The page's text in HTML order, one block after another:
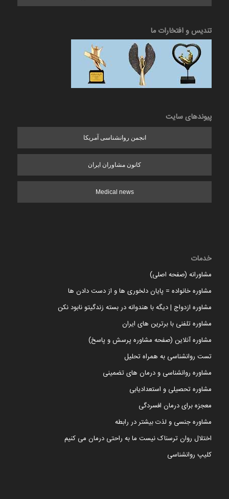
تندیس و افتخارات ما
پیوندهای سایت
انجمن روانشناسی آمریکا
کانون مشاوران ایران
Medical news
خدمات
مشاورانه (صفحه اصلی)
مشاوره خانواده = پایان دلخوری ها و از دست دادن ها
مشاوره ازدواج | دیگه با هندوانه در بسته زندگیتو نابود نکن
مشاوره تلفنی با برترین های ایران
مشاوره آنلاین (صفحه مشاوره پرسش و پاسخ)
تست روانشناسی به همراه تحلیل
مشاوره روانشناسی و درمان های تضمینی
مشاوره تحصیلی و استعدادیابی
معجزه برای درمان افسردگی
مشاوره جنسی و لذت بیشتر در رابطه
اختلال روان ترسناک نیست ما به راحتی درمان می کنیم
کلیپ روانشناسی